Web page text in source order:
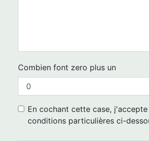
Combien font zero plus un
En cochant cette case, j'accepte
conditions particulières ci-